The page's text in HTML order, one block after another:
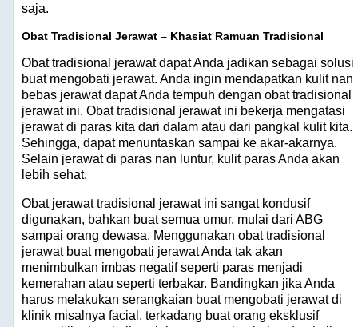
saja.
Obat Tradisional Jerawat – Khasiat Ramuan Tradisional
Obat tradisional jerawat dapat Anda jadikan sebagai solusi
buat mengobati jerawat. Anda ingin mendapatkan kulit nan
bebas jerawat dapat Anda tempuh dengan obat tradisional
jerawat ini. Obat tradisional jerawat ini bekerja mengatasi
jerawat di paras kita dari dalam atau dari pangkal kulit kita.
Sehingga, dapat menuntaskan sampai ke akar-akarnya.
Selain jerawat di paras nan luntur, kulit paras Anda akan
lebih sehat.
Obat jerawat tradisional jerawat ini sangat kondusif
digunakan, bahkan buat semua umur, mulai dari ABG
sampai orang dewasa. Menggunakan obat tradisional
jerawat buat mengobati jerawat Anda tak akan
menimbulkan imbas negatif seperti paras menjadi
kemerahan atau seperti terbakar. Bandingkan jika Anda
harus melakukan serangkaian buat mengobati jerawat di
klinik misalnya facial, terkadang buat orang eksklusif